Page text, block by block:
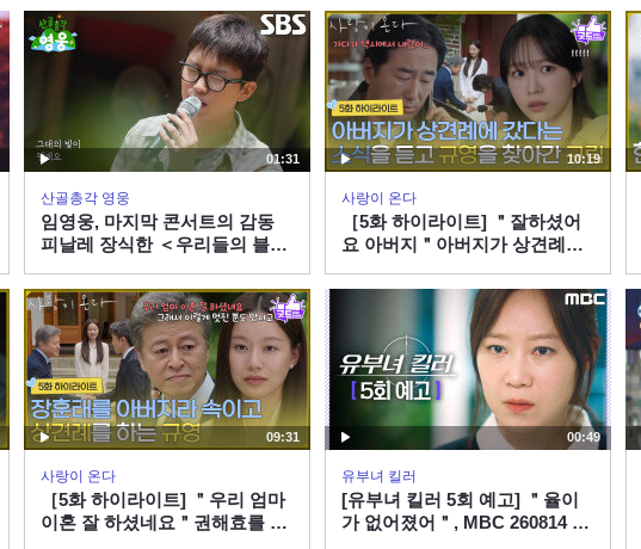
01:31
산골총각 영웅
임영웅, 마지막 콘서트의 감동
피날레 장식한 ＜우리들의 블루
10:19
사랑이 온다
［5화 하이라이트] ＂잘하셨어
요 아버지＂아버지가 상견례에
아간 안희연 [사랑이 온다] |
KBS 260808 방송
09:31
사랑이 온다
［5화 하이라이트] ＂우리 엄마
이혼 잘 하셨네요＂권해효를 아
00:49
유부녀 킬러
[유부녀 킬러 5회 예고] ＂율이
가 없어졌어＂, MBC 260814 방